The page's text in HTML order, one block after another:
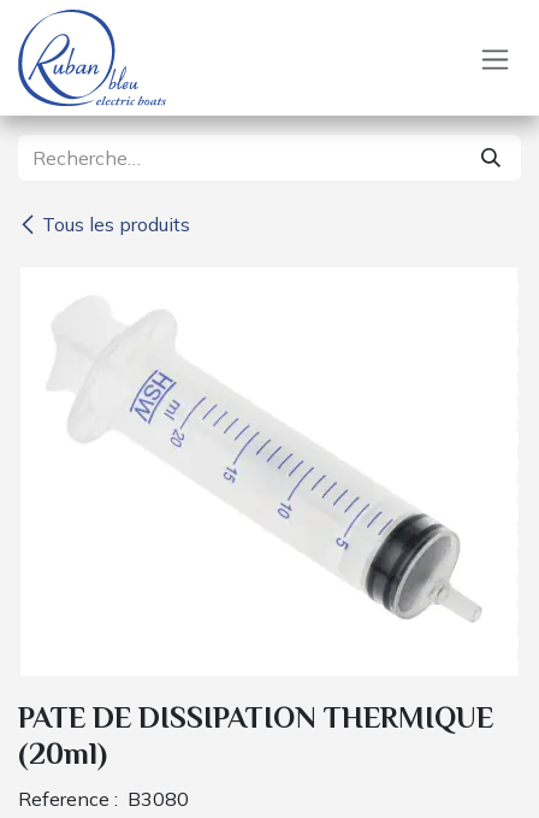
Se rendre au contenu
Tous les produits
PATE DE DISSIPATION THERMIQUE
(20ml)
Reference : B3080